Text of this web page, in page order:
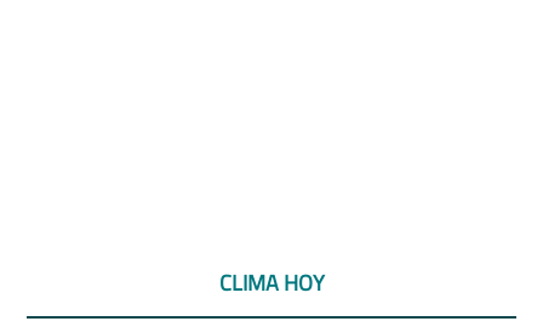
CLIMA HOY